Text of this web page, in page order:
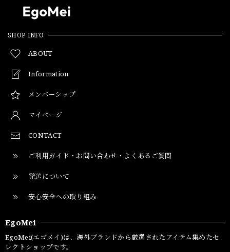
SHOP INFO
ABOUT
Information
メンバーシップ
マイページ
CONTACT
ご利用ガイド・お問い合わせ・よくあるご質問
発送について
安心安全への取り組み
EgoMei
EgoMei(エゴメイ)は、海外ブランドから厳選されたアイテム集めたセ
レクトショップです。